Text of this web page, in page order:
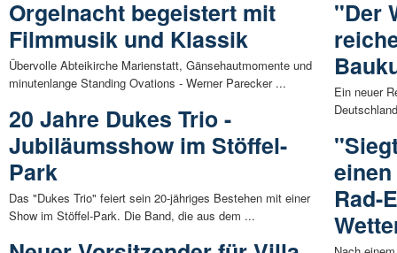
Orgelnacht begeistert mit
Filmmusik und Klassik
Übervolle Abteikirche Marienstatt, Gänsehautmomente und
minutenlange Standing Ovations - Werner Parecker ...
20 Jahre Dukes Trio -
Jubiläumsshow im Stöffel-
Park
Das "Dukes Trio" feiert sein 20-jähriges Bestehen mit einer
Show im Stöffel-Park. Die Band, die aus dem ...
"Der
Ein neuer
Rad-